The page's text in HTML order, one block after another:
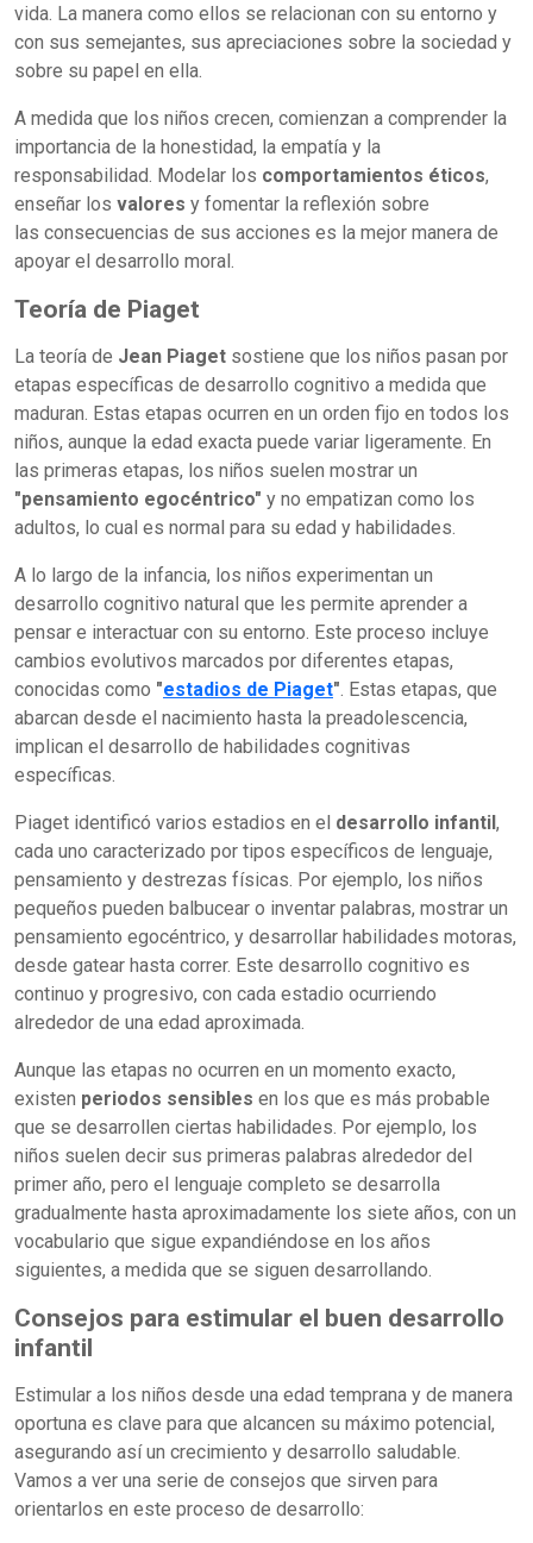
vida. La manera como ellos se relacionan con su entorno y
con sus semejantes, sus apreciaciones sobre la sociedad y
sobre su papel en ella.
A medida que los niños crecen, comienzan a comprender la
importancia de la honestidad, la empatía y la
responsabilidad. Modelar los comportamientos éticos,
enseñar los valores y fomentar la reflexión sobre
las consecuencias de sus acciones es la mejor manera de
apoyar el desarrollo moral.
Teoría de Piaget
La teoría de Jean Piaget sostiene que los niños pasan por
etapas específicas de desarrollo cognitivo a medida que
maduran. Estas etapas ocurren en un orden fijo en todos los
niños, aunque la edad exacta puede variar ligeramente. En
las primeras etapas, los niños suelen mostrar un
"pensamiento egocéntrico" y no empatizan como los
adultos, lo cual es normal para su edad y habilidades.
A lo largo de la infancia, los niños experimentan un
desarrollo cognitivo natural que les permite aprender a
pensar e interactuar con su entorno. Este proceso incluye
cambios evolutivos marcados por diferentes etapas,
conocidas como "estadios de Piaget". Estas etapas, que
abarcan desde el nacimiento hasta la preadolescencia,
implican el desarrollo de habilidades cognitivas
específicas.
Piaget identificó varios estadios en el desarrollo infantil,
cada uno caracterizado por tipos específicos de lenguaje,
pensamiento y destrezas físicas. Por ejemplo, los niños
pequeños pueden balbucear o inventar palabras, mostrar un
pensamiento egocéntrico, y desarrollar habilidades motoras,
desde gatear hasta correr. Este desarrollo cognitivo es
continuo y progresivo, con cada estadio ocurriendo
alrededor de una edad aproximada.
Aunque las etapas no ocurren en un momento exacto,
existen periodos sensibles en los que es más probable
que se desarrollen ciertas habilidades. Por ejemplo, los
niños suelen decir sus primeras palabras alrededor del
primer año, pero el lenguaje completo se desarrolla
gradualmente hasta aproximadamente los siete años, con un
vocabulario que sigue expandiéndose en los años
siguientes, a medida que se siguen desarrollando.
Consejos para estimular el buen desarrollo
infantil
Estimular a los niños desde una edad temprana y de manera
oportuna es clave para que alcancen su máximo potencial,
asegurando así un crecimiento y desarrollo saludable.
Vamos a ver una serie de consejos que sirven para
orientarlos en este proceso de desarrollo: